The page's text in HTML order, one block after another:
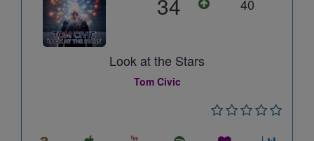
40
Look at the Stars
Tom Civic